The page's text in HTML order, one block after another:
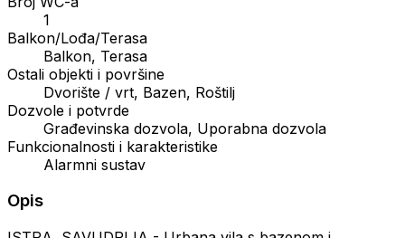
1
Balkon/Lođa/Terasa
Balkon, Terasa
Ostali objekti i površine
Dvorište / vrt, Bazen, Roštilj
Dozvole i potvrde
Građevinska dozvola, Uporabna dozvola
Funkcionalnosti i karakteristike
Alarmni sustav
Opis